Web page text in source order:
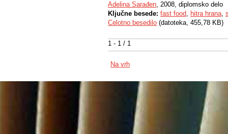
1 - 1 / 1
Adelina Sarađen, 2008, diplomsko delo
Ključne besede: fast food, hitra hrana,
Celotno besedilo (datoteka, 455,78 KB)
Na vrh